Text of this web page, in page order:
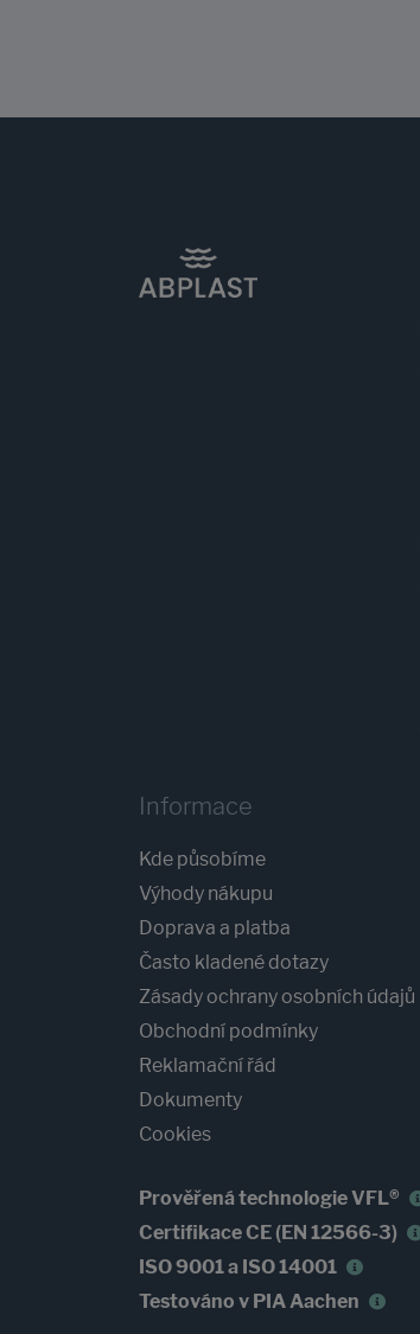
Informace
Kde působíme
Výhody nákupu
Doprava a platba
Často kladené dotazy
Zásady ochrany osobních údajů
Obchodní podmínky
Reklamační řád
Dokumenty
Cookies
Prověřená technologie VFL®
Certifikace CE (EN 12566-3)
ISO 9001 a ISO 14001
Testováno v PIA Aachen